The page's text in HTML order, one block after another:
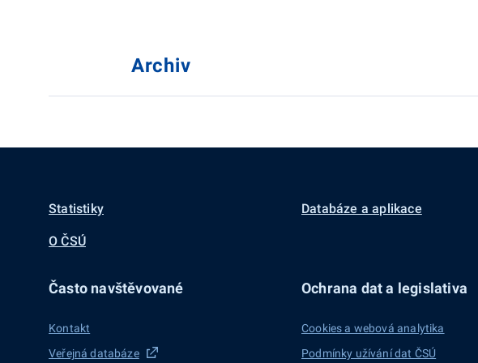
Archiv
Statistiky Databáze a aplikace
O ČSÚ
Často navštěvované
Kontakt
Veřejná databáze
Ochrana dat a legislativa
Cookies a webová analytika
Podmínky užívání dat ČSÚ